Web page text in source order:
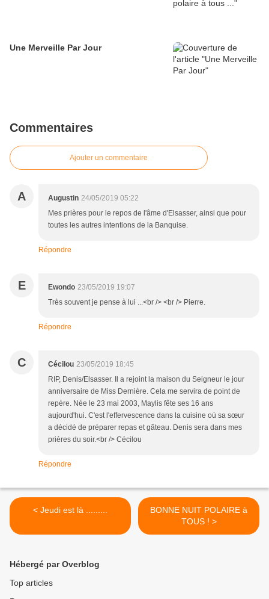
Une Merveille Par Jour
Commentaires
Ajouter un commentaire
A Augustin 24/05/2019 05:22
Mes prières pour le repos de l'âme d'Elsasser, ainsi que pour
toutes les autres intentions de la Banquise.
Répondre
E Ewondo 23/05/2019 19:07
Très souvent je pense à lui ...<br /> <br /> Pierre.
Répondre
C Cécilou 23/05/2019 18:45
RIP, Denis/Elsasser. Il a rejoint la maison du Seigneur le jour
anniversaire de Miss Dernière. Cela me servira de point de
repère. Née le 23 mai 2003, Maylis fête ses 16 ans
aujourd'hui. C'est l'effervescence dans la cuisine où sa sœur
a décidé de préparer repas et gâteau. Denis sera dans mes
prières du soir.<br /> Cécilou
Répondre
< Jeudi est là .........
BONNE NUIT POLAIRE à
TOUS ! >
Hébergé par Overblog
Top articles